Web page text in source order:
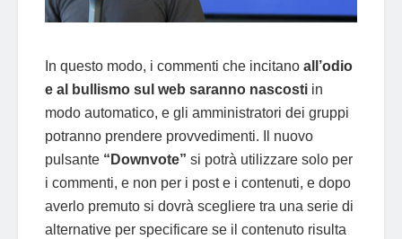
In questo modo, i commenti che incitano all’odio
e al bullismo sul web saranno nascosti in
modo automatico, e gli amministratori dei gruppi
potranno prendere provvedimenti. Il nuovo
pulsante “Downvote” si potrà utilizzare solo per
i commenti, e non per i post e i contenuti, e dopo
averlo premuto si dovrà scegliere tra una serie di
alternative per specificare se il contenuto risulta